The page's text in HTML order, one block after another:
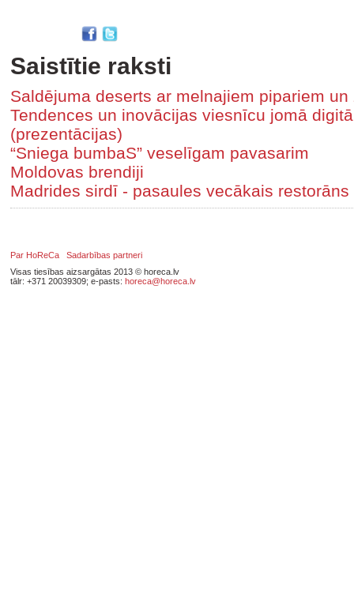
Saistītie raksti
Saldējuma deserts ar melnajiem pipariem
Tendences un inovācijas viesnīcu jomā
(prezentācijas)
“Sniega bumbaS” veselīgam pavasarim
Moldovas brendiji
Madrides sirdī - pasaules vecākais restorāns
Par HoReCa
Sadarbības partneri
Visas tiesības aizsargātas 2013 © horeca.lv
tālr: +371 20039309; e-pasts: horeca@horeca.lv